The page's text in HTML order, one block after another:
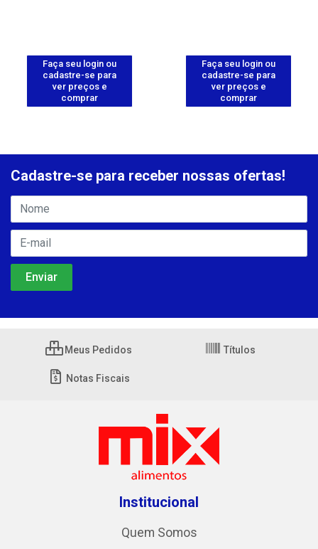
Faça seu login ou
cadastre-se para
ver preços e
comprar
Faça seu login ou
cadastre-se para
ver preços e
comprar
Cadastre-se para receber nossas ofertas!
Meus Pedidos Títulos
Notas Fiscais
Institucional
Quem Somos